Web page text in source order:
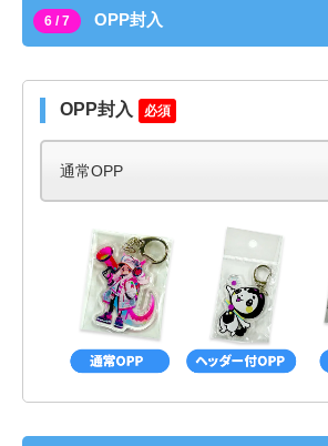
6 / 7 OPP封入
OPP封入 必須